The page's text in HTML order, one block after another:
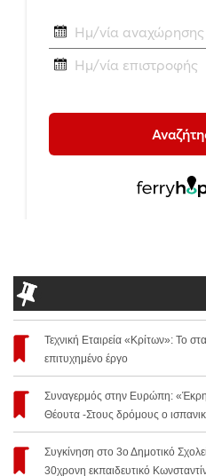
Τεχνική Εταιρεία «Κρίτων»: Το
επιτυχημένο έργο
Συναγερμός στην Ευρώπη:
Θέουτα -Στους δρόμους ο
Συγκίνηση στο 3ο Δημοτικό
30χρονη εκπαιδευτικό